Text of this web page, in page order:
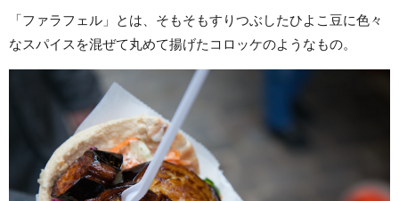
「ファラフェル」とは、そもそもすりつぶしたひよこ豆に色々
なスパイスを混ぜて丸めて揚げたコロッケのようなもの。